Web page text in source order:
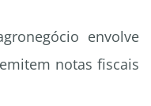
envolve
notas fiscais